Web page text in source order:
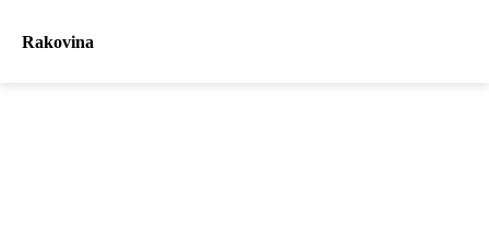
Rakovina